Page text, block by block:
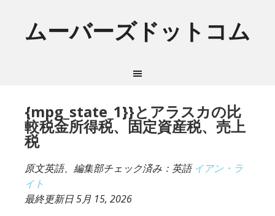
ムーバーズドットコム
{mpg_state_1}}とアラスカの比
較税金所得税、固定資産税、売上
税
原文英語、編集部チェック済み：英語イアン・ラ
イト
最終更新日5月 15, 2026